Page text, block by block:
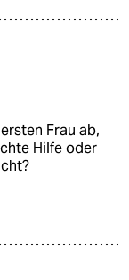
Frau ab,
Hilfe oder